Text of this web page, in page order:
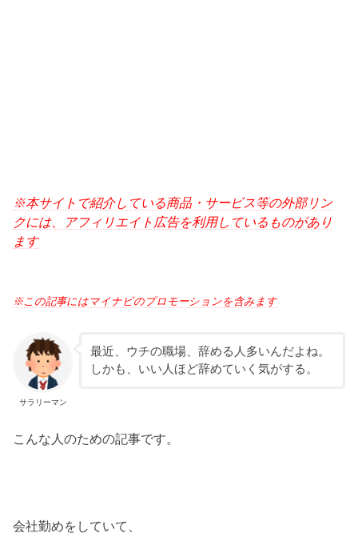
※本サイトで紹介している商品・サービス等の外部リン
クには、アフィリエイト広告を利用しているものがあり
ます
※この記事にはマイナビのプロモーションを含みます
サラリーマン
最近、ウチの職場、辞める人多いんだよね。
しかも、いい人ほど辞めていく気がする。
こんな人のための記事です。
会社勤めをしていて、